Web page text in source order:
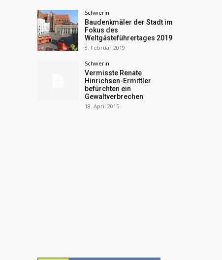
Schwerin
Baudenkmäler der Stadt im
Fokus des
Weltgästeführertages 2019
8. Februar 2019
Schwerin
Vermisste Renate
Hinrichsen-Ermittler
befürchten ein
Gewaltverbrechen
18. April 2015